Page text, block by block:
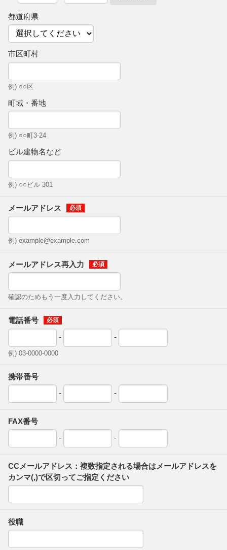
都道府県
市区町村
例) ○○区
町域・番地
例) ○○町3-24
ビル建物名など
例) ○○ビル 301
メールアドレス
例) example@example.com
メールアドレス再入力
確認のためもう一度入力してください。
電話番号
-
-
例) 03-0000-0000
携帯番号
-
-
FAX番号
-
-
CCメールアドレス：複数指定される場合はメールアドレスを
カンマ(,)で区切ってご指定ください
役職